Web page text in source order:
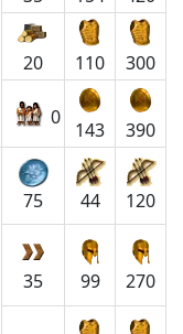
20 110 300
0
143 390
75 44 120
35 99 270